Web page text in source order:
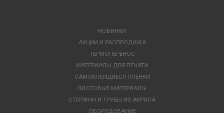
НОВИНКИ
АКЦИИ И РАСПРОДАЖА
ТЕРМОПЕРЕНОС
МАТЕРИАЛЫ ДЛЯ ПЕЧАТИ
САМОКЛЕЯЩИЕСЯ ПЛЕНКИ
ЛИСТОВЫЕ МАТЕРИАЛЫ
СТЕРЖНИ И ТРУБЫ ИЗ АКРИЛА
ОБОРУДОВАНИЕ